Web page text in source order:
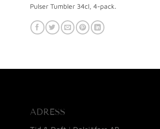
Pulser Tumbler 34cl, 4-pack.
ADRESS